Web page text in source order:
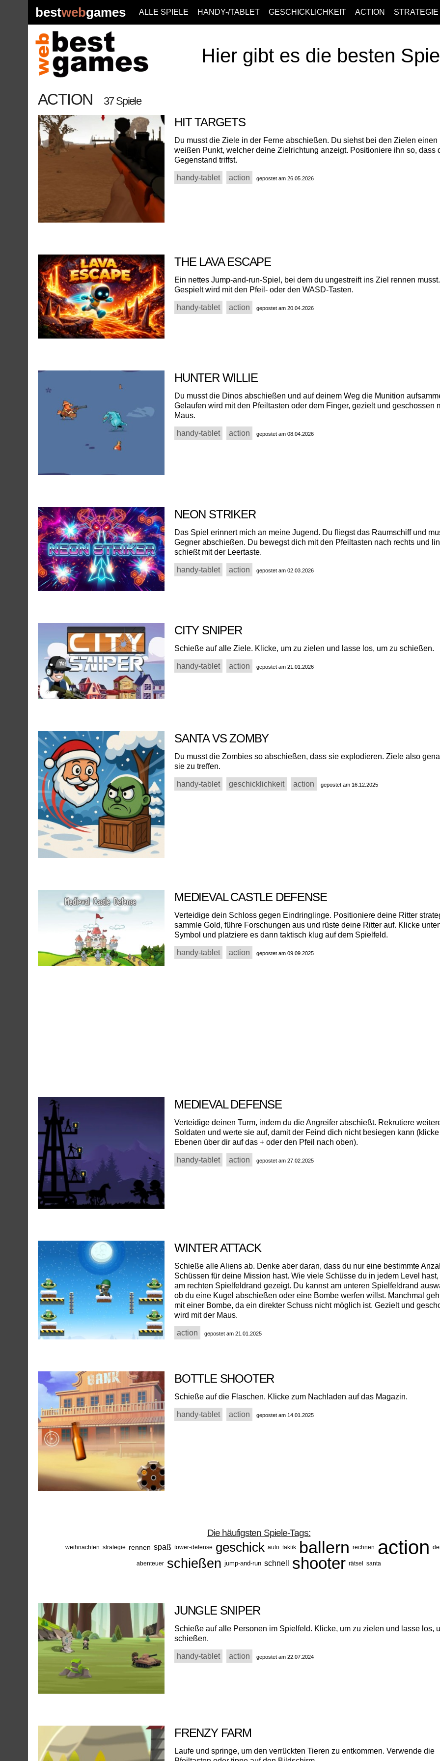
bestwebgames ALLE SPIELE HANDY-/TABLET GESCHICKLICHKEIT ACTION STRATEGIE
Hier gibt es die besten
ACTION 37 Spiele
HIT TARGETS
Du musst die Ziele in der Ferne abschießen. Du siehst bei den Zielen einen
weißen Punkt, welcher deine Zielrichtung anzeigt. Positioniere ihn so, dass
Gegenstand triffst.
handy-tablet action gepostet am 26.05.2026
THE LAVA ESCAPE
Ein nettes Jump-and-run-Spiel, bei dem du ungestreift ins Ziel rennen musst.
Gespielt wird mit den Pfeil- oder den WASD-Tasten.
handy-tablet action gepostet am 20.04.2026
HUNTER WILLIE
Du musst die Dinos abschießen und auf deinem Weg die Munition
Gelaufen wird mit den Pfeiltasten oder dem Finger, gezielt und geschossen
Maus.
handy-tablet action gepostet am 08.04.2026
NEON STRIKER
Das Spiel erinnert mich an meine Jugend. Du fliegst das Raumschiff und
Gegner abschießen. Du bewegst dich mit den Pfeiltasten nach rechts und
schießt mit der Leertaste.
handy-tablet action gepostet am 02.03.2026
CITY SNIPER
Schieße auf alle Ziele. Klicke, um zu zielen und lasse los, um zu schießen.
handy-tablet action gepostet am 21.01.2026
SANTA VS ZOMBY
Du musst die Zombies so abschießen, dass sie explodieren. Ziele also
sie zu treffen.
handy-tablet geschicklichkeit action gepostet am 16.12.2025
MEDIEVAL CASTLE DEFENSE
Verteidige dein Schloss gegen Eindringlinge. Positioniere deine Ritter
sammle Gold, führe Forschungen aus und rüste deine Ritter auf. Klicke
Symbol und platziere es dann taktisch klug auf dem Spielfeld.
handy-tablet action gepostet am 09.09.2025
MEDIEVAL DEFENSE
Verteidige deinen Turm, indem du die Angreifer abschießt. Rekrutiere
Soldaten und werte sie auf, damit der Feind dich nicht besiegen kann
Ebenen über dir auf das + oder den Pfeil nach oben).
handy-tablet action gepostet am 27.02.2025
WINTER ATTACK
Schieße alle Aliens ab. Denke aber daran, dass du nur eine bestimmte
Schüssen für deine Mission hast. Wie viele Schüsse du in jedem Level
am rechten Spielfeldrand gezeigt. Du kannst am unteren Spielfeldrand
ob du eine Kugel abschießen oder eine Bombe werfen willst. Manchmal
mit einer Bombe, da ein direkter Schuss nicht möglich ist. Gezielt und
wird mit der Maus.
action gepostet am 21.01.2025
BOTTLE SHOOTER
Schieße auf die Flaschen. Klicke zum Nachladen auf das Magazin.
handy-tablet action gepostet am 14.01.2025
Die häufigsten Spiele-Tags:
weihnachten strategie rennen spaß tower-defense geschick auto taktik ballern rechnen action
abenteuer schießen jump-and-run schnell shooter rätsel santa
JUNGLE SNIPER
Schieße auf alle Personen im Spielfeld. Klicke, um zu zielen und lasse los,
schießen.
handy-tablet action gepostet am 22.07.2024
FRENZY FARM
Laufe und springe, um den verrückten Tieren zu entkommen. Verwende die